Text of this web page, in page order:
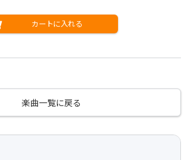
カートに入れる
楽曲一覧に戻る